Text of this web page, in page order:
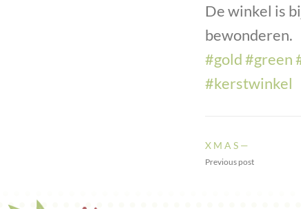
De winkel is
bewonderen.
#gold#green
#kerstwinkel
X M A S —
Previous post